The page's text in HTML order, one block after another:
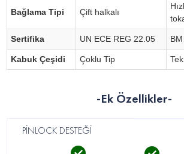
Bağlama Tipi Çift halkalı
Sertifika UN ECE REG 22.05
Kabuk Çeşidi Çoklu Tip
-Ek Özellikler-
PİNLOCK DESTEĞİ